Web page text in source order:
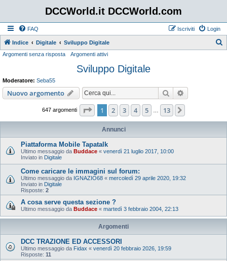
DCCWorld.it DCCWorld.com
FAQ Login
Iscriviti
Indice Digitale Sviluppo Digitale
Argomenti senza risposta Argomenti attivi
Sviluppo Digitale
Moderatore: Seba55
Nuovo argomento Cerca
647 argomenti Pagina di 13
1 2 3 4 5 13
Annunci
Piattaforma Mobile Tapatalk
Ultimo messaggio da Buddace « venerdì 21 luglio 2017, 10:00
Inviato in Digitale
Come caricare le immagini sul forum:
Ultimo messaggio da IGNAZIO68 « mercoledì 29 aprile 2020, 19:32
Inviato in Digitale
Risposte: 2
A cosa serve questa sezione ?
Ultimo messaggio da Buddace « martedì 3 febbraio 2004, 22:13
Argomenti
DCC TRAZIONE ED ACCESSORI
Ultimo messaggio da Fidax « venerdì 20 febbraio 2026, 19:59
Risposte: 11